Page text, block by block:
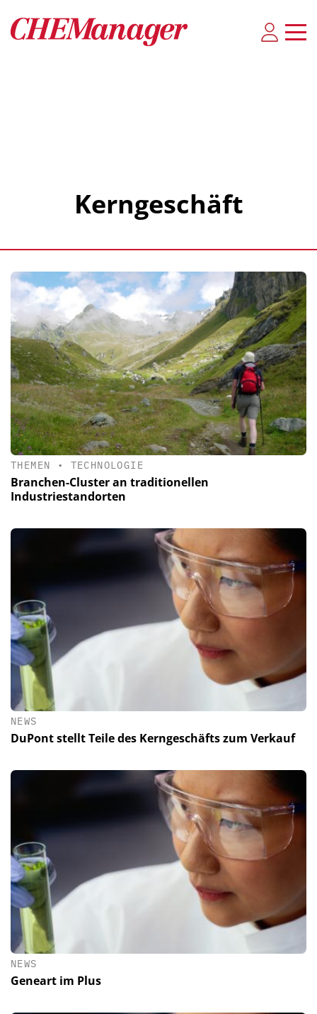
Kerngeschäft
THEMEN • TECHNOLOGIE
Branchen-Cluster an traditionellen
Industriestandorten
NEWS
DuPont stellt Teile des Kerngeschäfts zum Verkauf
NEWS
Geneart im Plus